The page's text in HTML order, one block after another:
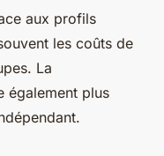
aux profils
les coûts de
La
également plus